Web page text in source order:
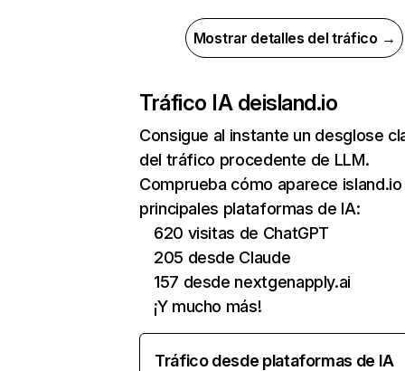
Mostrar detalles del tráfico →
Tráfico IA deisland.io
Consigue al instante un desglose
del tráfico procedente de LLM.
Comprueba cómo aparece island.io
principales plataformas de IA:
620 visitas de ChatGPT
205 desde Claude
157 desde nextgenapply.ai
¡Y mucho más!
Tráfico desde plataformas de IA